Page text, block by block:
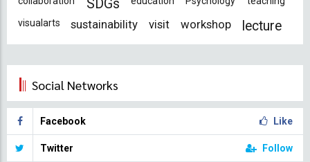
SDGs
visualarts
sustainability visit workshop lecture
Social Networks
Facebook Like
Twitter Follow